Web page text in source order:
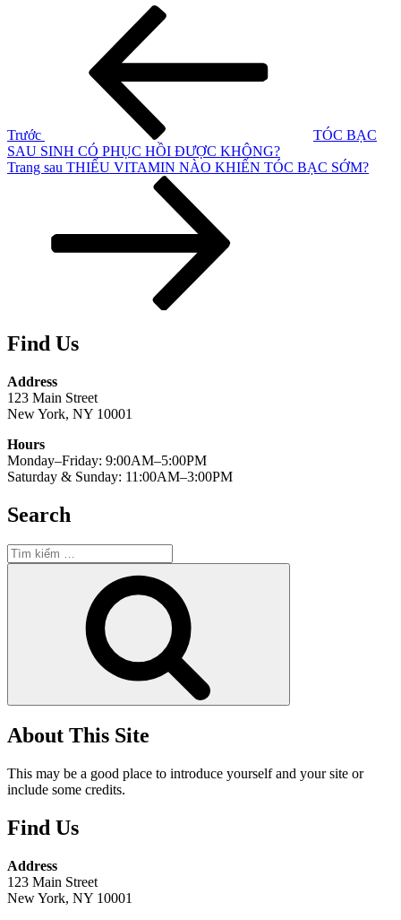
Trước
TÓC BẠC
SAU SINH CÓ PHỤC HỒI ĐƯỢC KHÔNG?
Bài
Trang sau THIẾU VITAMIN NÀO KHIẾN TÓC BẠC SỚM?
Find Us
Address
123 Main Street
New York, NY 10001
Hours
Monday–Friday: 9:00AM–5:00PM
Saturday & Sunday: 11:00AM–3:00PM
Search
Tìm
kiếm:
About This Site
This may be a good place to introduce yourself and your site or
include some credits.
Find Us
Address
123 Main Street
New York, NY 10001